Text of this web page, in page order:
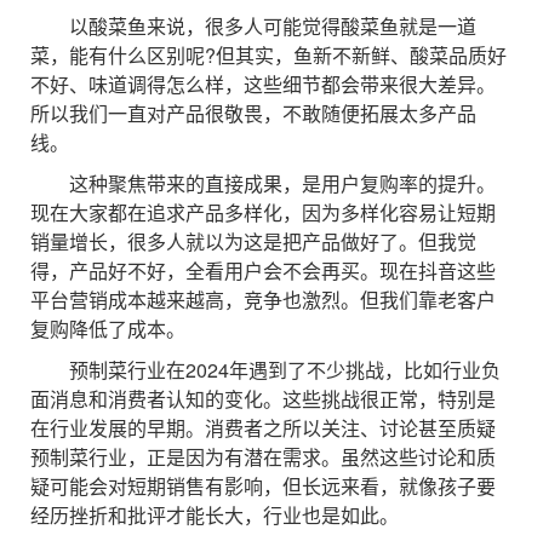
以酸菜鱼来说，很多人可能觉得酸菜鱼就是一道
菜，能有什么区别呢?但其实，鱼新不新鲜、酸菜品质好
不好、味道调得怎么样，这些细节都会带来很大差异。
所以我们一直对产品很敬畏，不敢随便拓展太多产品
线。
这种聚焦带来的直接成果，是用户复购率的提升。
现在大家都在追求产品多样化，因为多样化容易让短期
销量增长，很多人就以为这是把产品做好了。但我觉
得，产品好不好，全看用户会不会再买。现在抖音这些
平台营销成本越来越高，竞争也激烈。但我们靠老客户
复购降低了成本。
预制菜行业在2024年遇到了不少挑战，比如行业负
面消息和消费者认知的变化。这些挑战很正常，特别是
在行业发展的早期。消费者之所以关注、讨论甚至质疑
预制菜行业，正是因为有潜在需求。虽然这些讨论和质
疑可能会对短期销售有影响，但长远来看，就像孩子要
经历挫折和批评才能长大，行业也是如此。